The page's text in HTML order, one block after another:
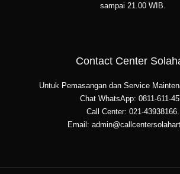
sampai 21.00 WIB.
Contact Center
Untuk Pemasangan dan Service
Chat WhatsApp: 0811-611-
Call Center: 021-43938166.
Email: